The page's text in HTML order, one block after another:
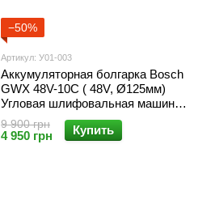
−50%
Артикул: У01-003
Аккумуляторная болгарка Bosch
GWX 48V-10C ( 48V, Ø125мм)
Угловая шлифовальная машина
Бош
9 900 грн
4 950 грн Купить